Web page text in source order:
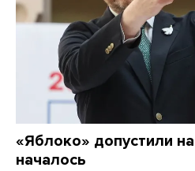
«Яблоко» допустили
началось